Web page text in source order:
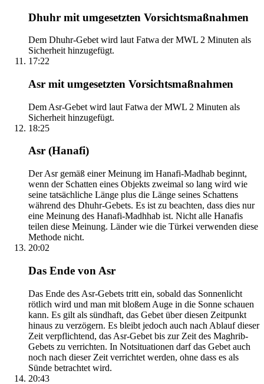
Dhuhr mit umgesetzten Vorsichtsmaßnahmen
Dem Dhuhr-Gebet wird laut Fatwa der MWL 2 Minuten als
Sicherheit hinzugefügt.
17:22
Asr mit umgesetzten Vorsichtsmaßnahmen
Dem Asr-Gebet wird laut Fatwa der MWL 2 Minuten als
Sicherheit hinzugefügt.
18:25
Asr (Hanafi)
Der Asr gemäß einer Meinung im Hanafi-Madhab beginnt,
wenn der Schatten eines Objekts zweimal so lang wird wie
seine tatsächliche Länge plus die Länge seines Schattens
während des Dhuhr-Gebets. Es ist zu beachten, dass dies nur
eine Meinung des Hanafi-Madhhab ist. Nicht alle Hanafis
teilen diese Meinung. Länder wie die Türkei verwenden diese
Methode nicht.
20:02
Das Ende von Asr
Das Ende des Asr-Gebets tritt ein, sobald das Sonnenlicht
rötlich wird und man mit bloßem Auge in die Sonne schauen
kann. Es gilt als sündhaft, das Gebet über diesen Zeitpunkt
hinaus zu verzögern. Es bleibt jedoch auch nach Ablauf dieser
Zeit verpflichtend, das Asr-Gebet bis zur Zeit des Maghrib-
Gebets zu verrichten. In Notsituationen darf das Gebet auch
noch nach dieser Zeit verrichtet werden, ohne dass es als
Sünde betrachtet wird.
20:43